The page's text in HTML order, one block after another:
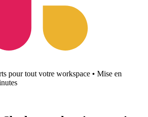
pour tout votre workspace • Mise en